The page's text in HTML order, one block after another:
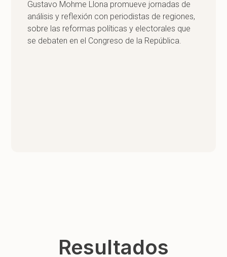
Gustavo Mohme Llona promueve jornadas de
análisis y reflexión con periodistas de regiones,
sobre las reformas políticas y electorales que
se debaten en el Congreso de la República.
Resultados